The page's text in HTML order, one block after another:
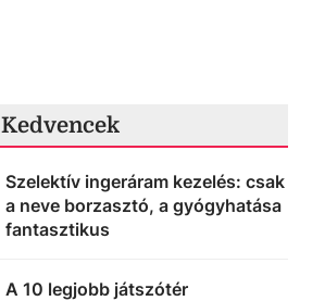
Kedvencek
Szelektív ingeráram kezelés: csak
a neve borzasztó, a gyógyhatása
fantasztikus
A 10 legjobb játszótér